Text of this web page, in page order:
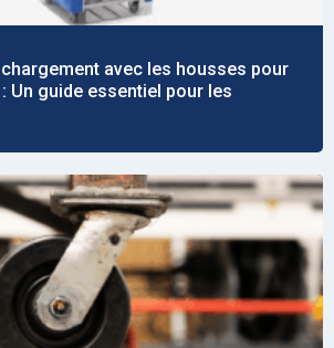
avec les housses pour
Un guide essentiel pour les